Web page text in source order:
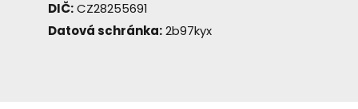
DIČ:CZ28255691
Datová schránka:2b97kyx